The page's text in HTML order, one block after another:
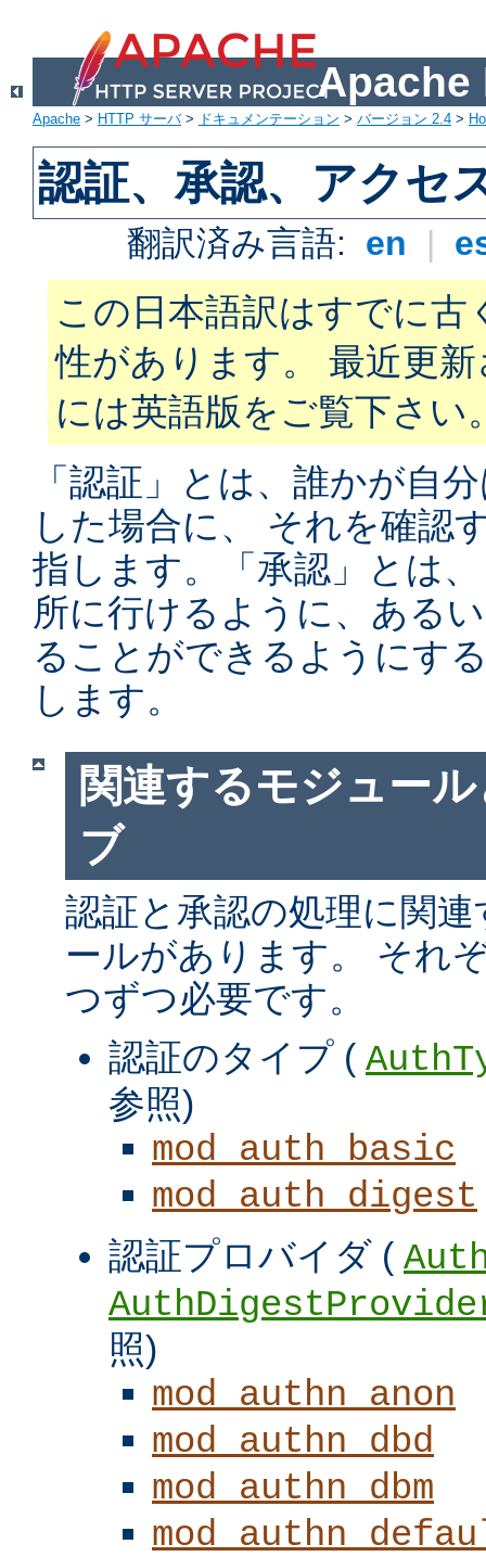
Apache
Apache > HTTP サーバ> ドキュメンテーション > バージョン 2.4 >
認証、承認、アクセ
翻訳済み言語: en |
この日本語訳はすでに古
性があります。 最近更
には英語版をご覧下さい
「認証」とは、誰かが自
した場合に、 それを確認
指します。「承認」とは
所に行けるように、ある
ることができるようにす
します。
関連するモジュー
ブ
認証と承認の処理に関
ールがあります。 それ
つずつ必要です。
認証のタイプ (
参照)
mod_auth_basic
mod_auth_digest
認証プロバイダ (
照)
mod_authn_anon
mod_authn_dbd
mod_authn_dbm